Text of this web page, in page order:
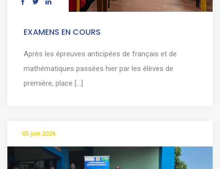
EXAMENS EN COURS
Après les épreuves anticipées de français et de
mathématiques passées hier par les élèves de
première, place [...]
05 juin 2026